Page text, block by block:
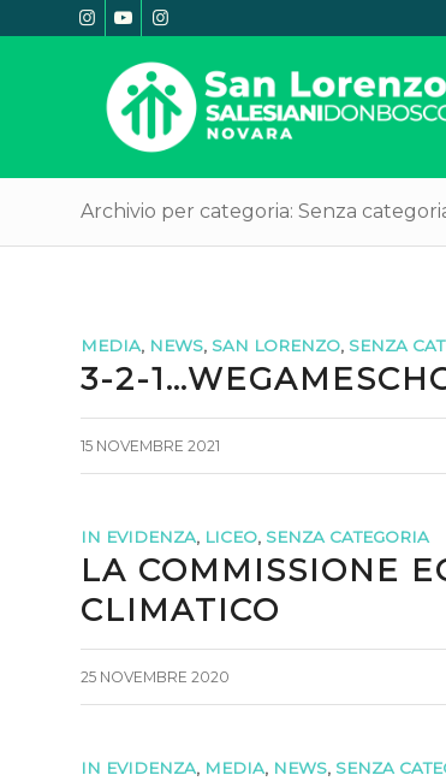
Archivio per categoria: Senza
MEDIA, NEWS, SAN LORENZO, SENZA
3-2-
15 NOVEMBRE 2021
IN EVIDENZA, LICEO, SENZA CATEGORIA
LA COMMISSIONE
CLIMATICO
25 NOVEMBRE 2020
IN EVIDENZA, MEDIA, NEWS, SENZA